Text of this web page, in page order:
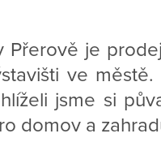
Přerově je
ve
jsme si
domov a